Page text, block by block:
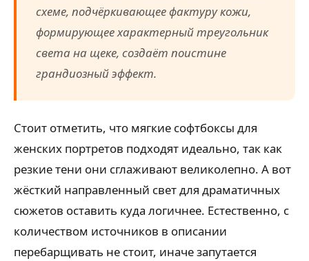
схеме, подчёркивающее фактуру кожи,
формирующее характерный треугольник
света на щеке, создаёт поистине
грандиозный эффект.
Стоит отметить, что мягкие софтбоксы для
женских портретов подходят идеально, так как
резкие тени они сглаживают великолепно. А вот
жёсткий направленный свет для драматичных
сюжетов оставить куда логичнее. Естественно, с
количеством источников в описании
перебарщивать не стоит, иначе запутается